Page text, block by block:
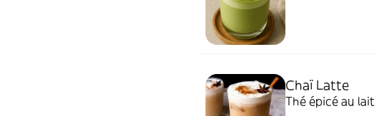
Chaï Latte
Thé épicé au lait